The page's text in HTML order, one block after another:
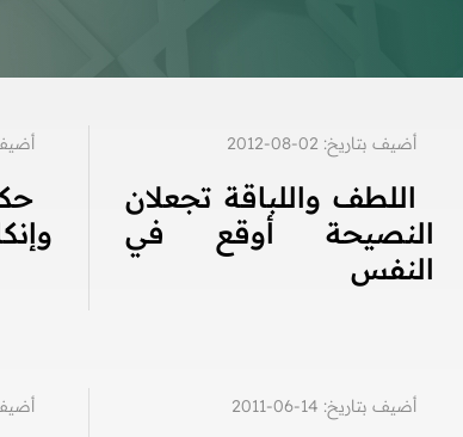
أضيف بتاريخ: 02-08-2012
اللطف واللباقة تجعلان
النصيحة أوقع في
النفس
أضيف
أضيف بتاريخ: 14-06-2011 أضيف